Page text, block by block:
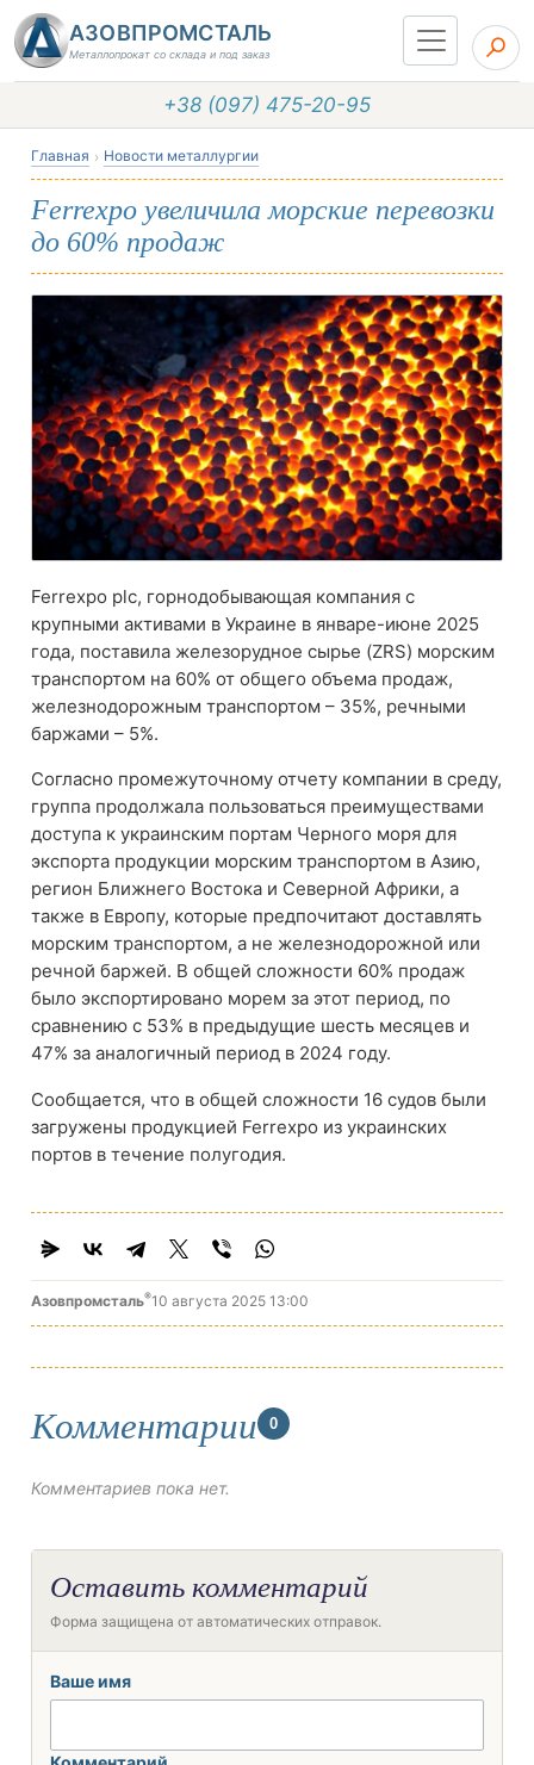
АЗОВПРОМСТАЛЬ
Металлопрокат со склада и под заказ
+38 (097) 475-20-95
Главная Новости металлургии
Ferrexpo увеличила морские перевозки
до 60% продаж
Ferrexpo plc, горнодобывающая компания с
крупными активами в Украине в январе-июне 2025
года, поставила железорудное сырье (ZRS) морским
транспортом на 60% от общего объема продаж,
железнодорожным транспортом – 35%, речными
баржами – 5%.
Согласно промежуточному отчету компании в среду,
группа продолжала пользоваться преимуществами
доступа к украинским портам Черного моря для
экспорта продукции морским транспортом в Азию,
регион Ближнего Востока и Северной Африки, а
также в Европу, которые предпочитают доставлять
морским транспортом, а не железнодорожной или
речной баржей. В общей сложности 60% продаж
было экспортировано морем за этот период, по
сравнению с 53% в предыдущие шесть месяцев и
47% за аналогичный период в 2024 году.
Сообщается, что в общей сложности 16 судов были
загружены продукцией Ferrexpo из украинских
портов в течение полугодия.
Азовпромсталь®10 августа 2025 13:00
Комментарии 0
Комментариев пока нет.
Оставить комментарий
Форма защищена от автоматических отправок.
Ваше имя